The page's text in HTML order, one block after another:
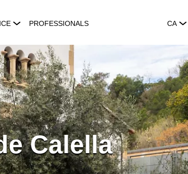
PROFESSIONALS CA
Calella